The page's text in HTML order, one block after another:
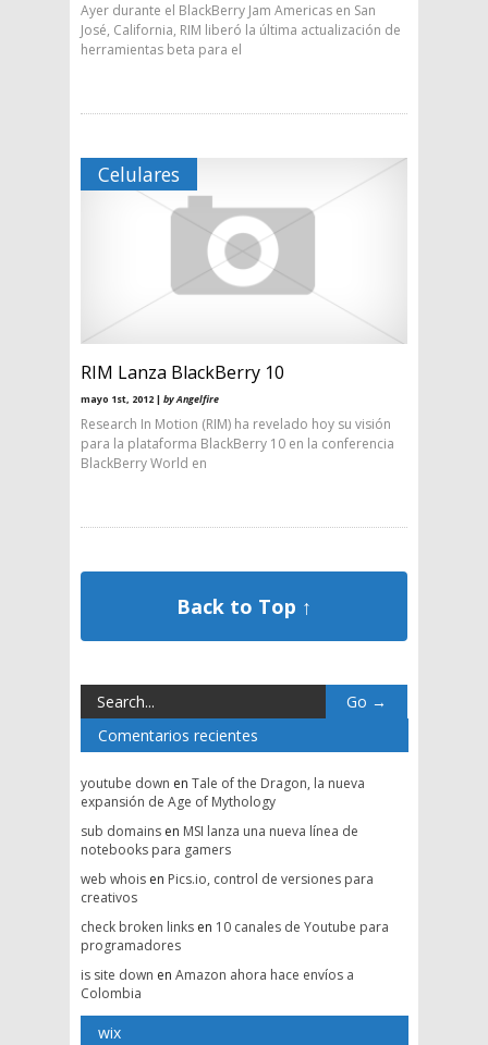
Ayer durante el BlackBerry Jam Americas en San
José, California, RIM liberó la última actualización de
herramientas beta para el
Celulares
RIM Lanza BlackBerry 10
mayo 1st, 2012 | by Angelfire
Research In Motion (RIM) ha revelado hoy su visión
para la plataforma BlackBerry 10 en la conferencia
BlackBerry World en
Back to Top ↑
Comentarios recientes
youtube down en Tale of the Dragon, la nueva
expansión de Age of Mythology
sub domains en MSI lanza una nueva línea de
notebooks para gamers
web whois en Pics.io, control de versiones para
creativos
check broken links en 10 canales de Youtube para
programadores
is site down en Amazon ahora hace envíos a
Colombia
wix